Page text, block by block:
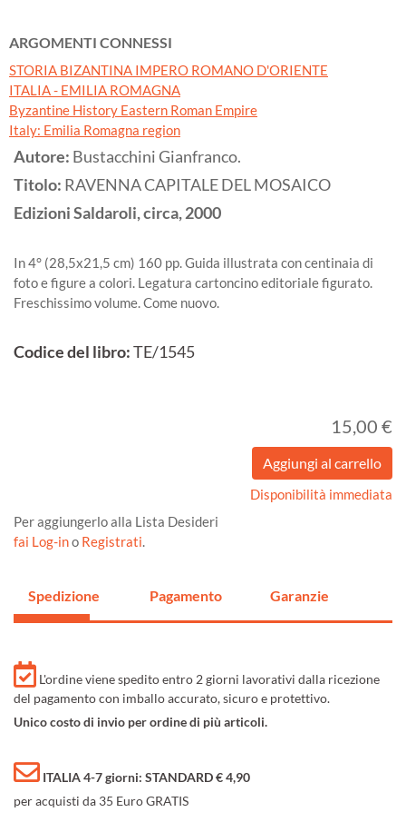
ARGOMENTI CONNESSI
STORIA BIZANTINA IMPERO ROMANO D'ORIENTE
ITALIA - EMILIA ROMAGNA
Byzantine History Eastern Roman Empire
Italy: Emilia Romagna region
Autore: Bustacchini Gianfranco.
Titolo: RAVENNA CAPITALE DEL MOSAICO
Edizioni Saldaroli, circa,2000
In 4° (28,5x21,5 cm) 160 pp. Guida illustrata con centinaia di
foto e figure a colori. Legatura cartoncino editoriale figurato.
Freschissimo volume. Come nuovo.
Codice del libro:TE/1545
15,00 €
Disponibilità immediata
Per aggiungerlo alla Lista Desideri
fai Log-ino Registrati.
Spedizione Pagamento Garanzie
L'ordine viene spedito entro 2 giorni lavorativi dalla ricezione
del pagamento con imballo accurato, sicuro e protettivo.
Unico costo di invio per ordine di più articoli.
ITALIA 4-7 giorni: STANDARD € 4,90
per acquisti da 35 Euro GRATIS